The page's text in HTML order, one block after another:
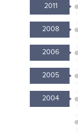
2011
2008
2006
2005
2004